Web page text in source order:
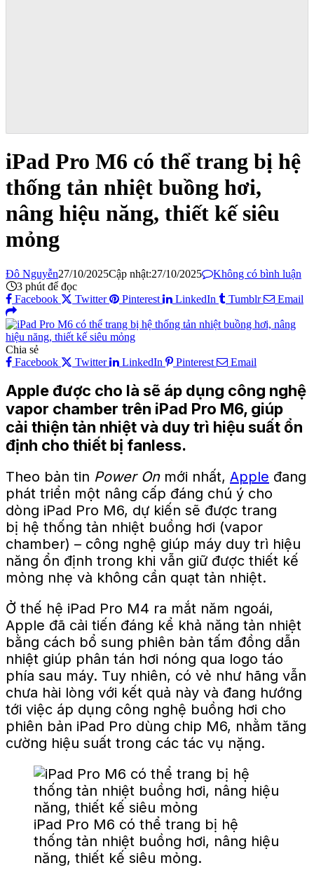
iPad Pro M6 có thể trang bị hệ
thống tản nhiệt buồng hơi,
nâng hiệu năng, thiết kế siêu
mỏng
Đô Nguyễn27/10/2025Cập nhật:27/10/2025
Không có bình luận
3 phút để đọc
Facebook
Twitter Pinterest LinkedIn Tumblr Email
Chia sẻ
Facebook
Twitter LinkedIn Pinterest Email
Apple được cho là sẽ áp dụng công nghệ
vapor chamber trên iPad Pro M6, giúp
cải thiện tản nhiệt và duy trì hiệu suất ổn
định cho thiết bị fanless.
Theo bản tin Power Onmới nhất, Apple đang
phát triển một nâng cấp đáng chú ý cho
dòng iPad Pro M6, dự kiến sẽ được trang
bị hệ thống tản nhiệt buồng hơi (vapor
chamber) – công nghệ giúp máy duy trì hiệu
năng ổn định trong khi vẫn giữ được thiết kế
mỏng nhẹ và không cần quạt tản nhiệt.
Ở thế hệ iPad Pro M4 ra mắt năm ngoái,
Apple đã cải tiến đáng kể khả năng tản nhiệt
bằng cách bổ sung phiên bản tấm đồng dẫn
nhiệt giúp phân tán hơi nóng qua logo táo
phía sau máy. Tuy nhiên, có vẻ như hãng vẫn
chưa hài lòng với kết quả này và đang hướng
tới việc áp dụng công nghệ buồng hơi cho
phiên bản iPad Pro dùng chip M6, nhằm tăng
cường hiệu suất trong các tác vụ nặng.
iPad Pro M6 có thể trang bị hệ
thống tản nhiệt buồng hơi, nâng hiệu
năng, thiết kế siêu mỏng.